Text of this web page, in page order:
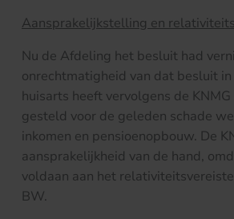
Aansprakelijkstelling en
Nu de Afdeling het besluit had
onrechtmatigheid van dat besluit
huisarts heeft vervolgens de
gesteld voor de geleden schade
inkomen en pensioenopbouw. De
aansprakelijkheid van de hand,
voldaan aan het
BW.